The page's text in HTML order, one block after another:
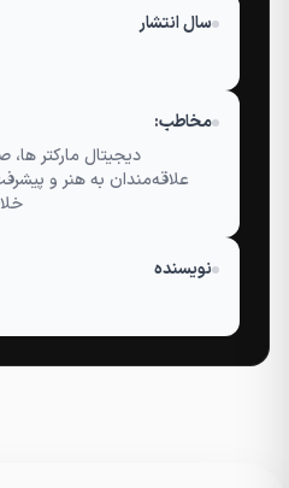
سال انتشار
مخاطب:
دیجیتال مارکتر
علاقه‌مندان به هنر و
نویسنده